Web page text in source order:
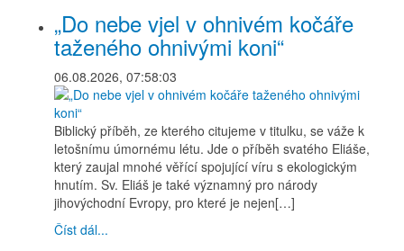
„Do nebe vjel v ohnivém kočáře
taženého ohnivými koni“
06.08.2026, 07:58:03
Biblický příběh, ze kterého citujeme v titulku, se váže k
letošnímu úmornému létu. Jde o příběh svatého Eliáše,
který zaujal mnohé věřící spojující víru s ekologickým
hnutím. Sv. Eliáš je také významný pro národy
jihovýchodní Evropy, pro které je nejen[…]
Číst dál...